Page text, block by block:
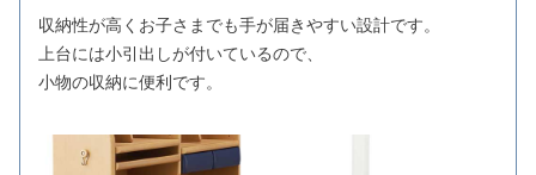
収納性が高くお子さまでも手が届きやすい設計です。
上台には小引出しが付いているので、
小物の収納に便利です。